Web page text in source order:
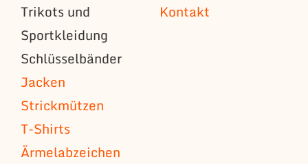
Trikots und
Sportkleidung
Schlüsselbänder
Jacken
Strickmützen
T-Shirts
Ärmelabzeichen
Kontakt